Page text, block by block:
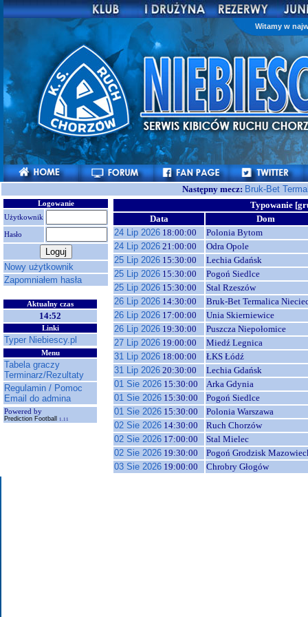
Witamy w
Następny mecz: Bruk-Bet
Logowanie
Użytkownik
Hasło
Nowy użytkownik
Zapomniałem hasła
Aktualny czas
14:52
Linki
Typer Niebiescy.pl
Menu
Tabela graczy
Terminarz/Rezultaty
Regulamin / Pomoc
Email do admina
Powered by
Prediction Football 1.11
Typowanie
Data
Dom
24 Lip 2026 18:00:00
Polonia Bytom
24 Lip 2026 21:00:00
Odra Opole
25 Lip 2026 15:30:00
Lechia Gdańsk
25 Lip 2026 15:30:00
Pogoń Siedlce
25 Lip 2026 15:30:00
Stal Rzeszów
26 Lip 2026 14:30:00
Bruk-Bet Termalica
26 Lip 2026 17:00:00
Unia Skierniewice
26 Lip 2026 19:30:00
Puszcza Niepołomice
27 Lip 2026 19:00:00
Miedź Legnica
31 Lip 2026 18:00:00
ŁKS Łódź
31 Lip 2026 20:30:00
Lechia Gdańsk
01 Sie 2026 15:30:00
Arka Gdynia
01 Sie 2026 15:30:00
Pogoń Siedlce
01 Sie 2026 15:30:00
Polonia Warszawa
02 Sie 2026 14:30:00
Ruch Chorzów
02 Sie 2026 17:00:00
Stal Mielec
02 Sie 2026 19:30:00
Pogoń Grodzisk
03 Sie 2026 19:00:00 Chrobry Głogów